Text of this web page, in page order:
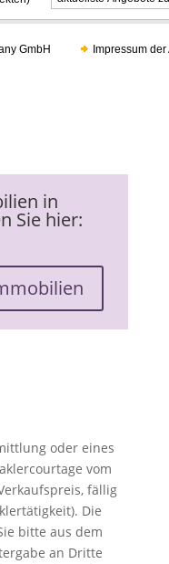
GmbH
Impressum der
in
Sie hier:
oder eines
vom
fällig
Die
bitte aus dem
an Dritte